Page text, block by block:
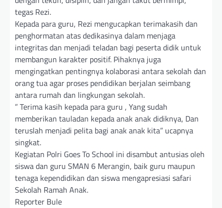
tegas Rezi.
Kepada para guru, Rezi mengucapkan terimakasih dan
penghormatan atas dedikasinya dalam menjaga
integritas dan menjadi teladan bagi peserta didik untuk
membangun karakter positif. Pihaknya juga
mengingatkan pentingnya kolaborasi antara sekolah dan
orang tua agar proses pendidikan berjalan seimbang
antara rumah dan lingkungan sekolah.
” Terima kasih kepada para guru , Yang sudah
memberikan tauladan kepada anak anak didiknya, Dan
teruslah menjadi pelita bagi anak anak kita” ucapnya
singkat.
Kegiatan Polri Goes To School ini disambut antusias oleh
siswa dan guru SMAN 6 Merangin, baik guru maupun
tenaga kependidikan dan siswa mengapresiasi safari
Sekolah Ramah Anak.
Reporter Bule